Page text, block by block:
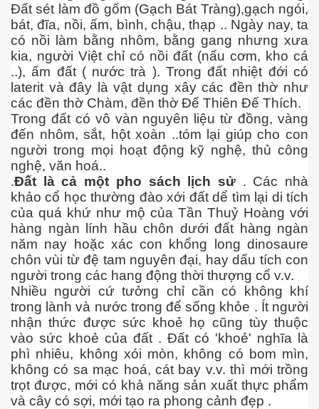
Đất sét làm đồ gốm (Gạch Bát Tràng),gạch ngói,
bát, đĩa, nồi, ấm, bình, chậu, thạp .. Ngày nay, ta
có nồi làm bằng nhôm, bằng gang nhưng xưa
kia, người Việt chỉ có nồi đất (nấu cơm, kho cá
..), ấm đất ( nước trà ). Trong đất nhiệt đới có
laterit và đây là vật dụng xây các đền thờ như
các đền thờ Chàm, đền thờ Đế Thiên Đế Thích.
Trong đất có vô vàn nguyên liệu từ đồng, vàng
đến nhôm, sắt, hột xoàn ..tóm lại giúp cho con
người trong mọi hoạt động kỹ nghệ, thủ công
nghệ, văn hoá..
.Đất là cả một pho sách lịch sử. Các nhà
khảo cổ học thường đào xới đất dể tìm lại di tích
của quá khứ như mộ của Tần Thuỷ Hoàng với
hàng ngàn lính hầu chôn dưới đất hàng ngàn
năm nay hoặc xác con khổng long dinosaure
chôn vùi từ đệ tam nguyên đại, hay dấu tích con
người trong các hang động thời thượng cổ v.v.
Nhiều người cứ tưởng chỉ cần có không khí
trong lành và nước trong để sống khỏe . Ít người
nhận thức được sức khoẻ họ cũng tùy thuộc
vào sức khoẻ của đất . Đất có 'khoẻ' nghĩa là
phì nhiêu, không xói mòn, không có bom mìn,
không có sa mạc hoá, cát bay v.v. thì mới trồng
trọt được, mới có khả năng sản xuất thực phẩm
và cây có sợi, mới tạo ra phong cảnh đẹp .
Listeria
làm gì?
ngọt